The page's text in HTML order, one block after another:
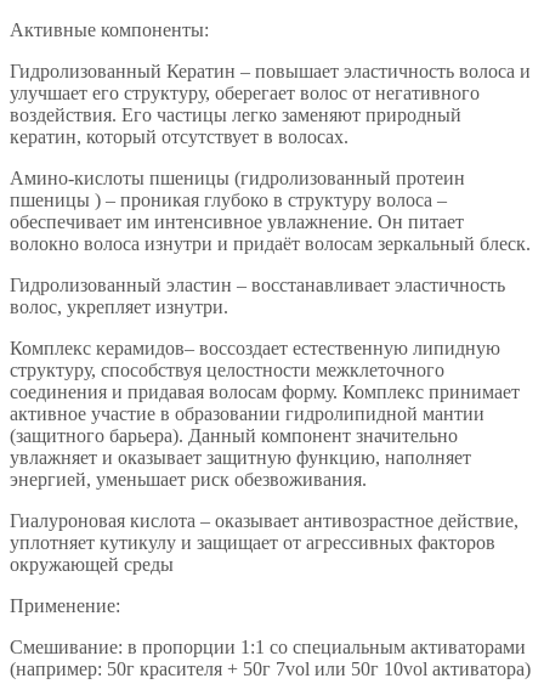
Активные компоненты:
Гидролизованный Кератин – повышает эластичность волоса и
улучшает его структуру, оберегает волос от негативного
воздействия. Его частицы легко заменяют природный
кератин, который отсутствует в волосах.
Амино-кислоты пшеницы (гидролизованный протеин
пшеницы ) – проникая глубоко в структуру волоса –
обеспечивает им интенсивное увлажнение. Он питает
волокно волоса изнутри и придаёт волосам зеркальный блеск.
Гидролизованный эластин – восстанавливает эластичность
волос, укрепляет изнутри.
Комплекс керамидов– воссоздает естественную липидную
структуру, способствуя целостности межклеточного
соединения и придавая волосам форму. Комплекс принимает
активное участие в образовании гидролипидной мантии
(защитного барьера). Данный компонент значительно
увлажняет и оказывает защитную функцию, наполняет
энергией, уменьшает риск обезвоживания.
Гиалуроновая кислота – оказывает антивозрастное действие,
уплотняет кутикулу и защищает от агрессивных факторов
окружающей среды
Применение:
Смешивание: в пропорции 1:1 со специальным активаторами
(например: 50г красителя + 50г 7vol или 50г 10vol активатора)